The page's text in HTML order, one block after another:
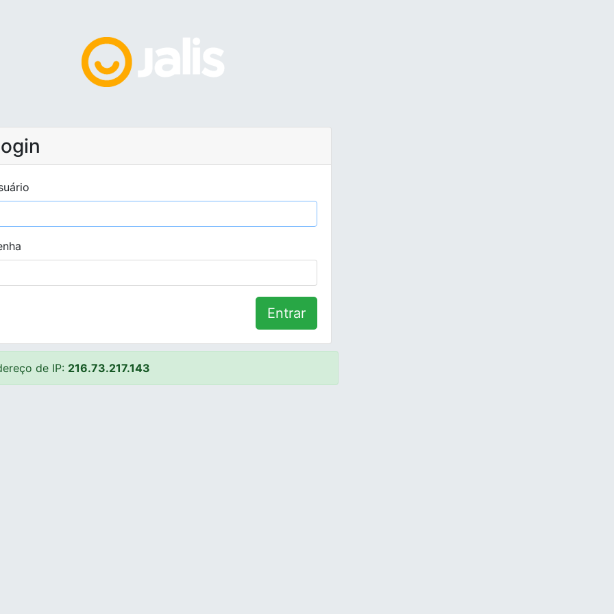
Entrar
de IP: 216.73.217.143